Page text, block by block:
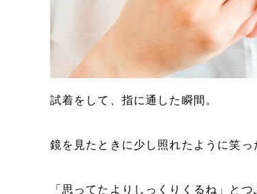
試着をして、指に通した瞬間。
鏡を見たときに少し照れたように笑っ
「思ってたよりしっくりくるね」とつ